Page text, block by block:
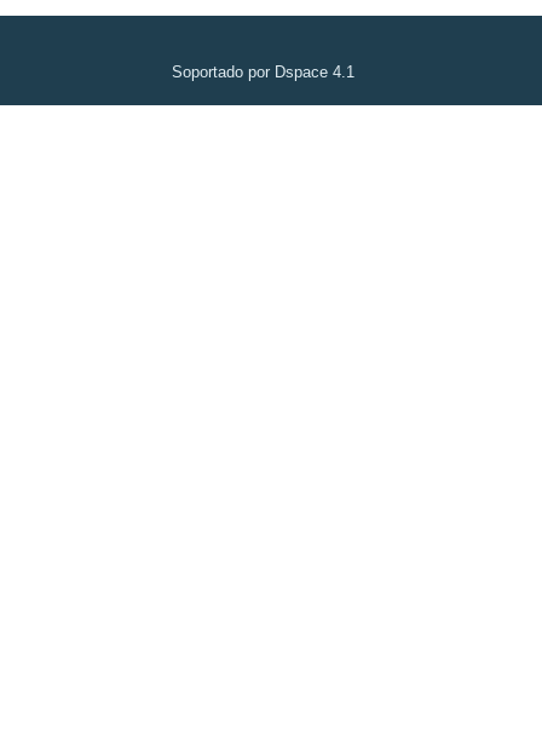
Soportado por Dspace 4.1